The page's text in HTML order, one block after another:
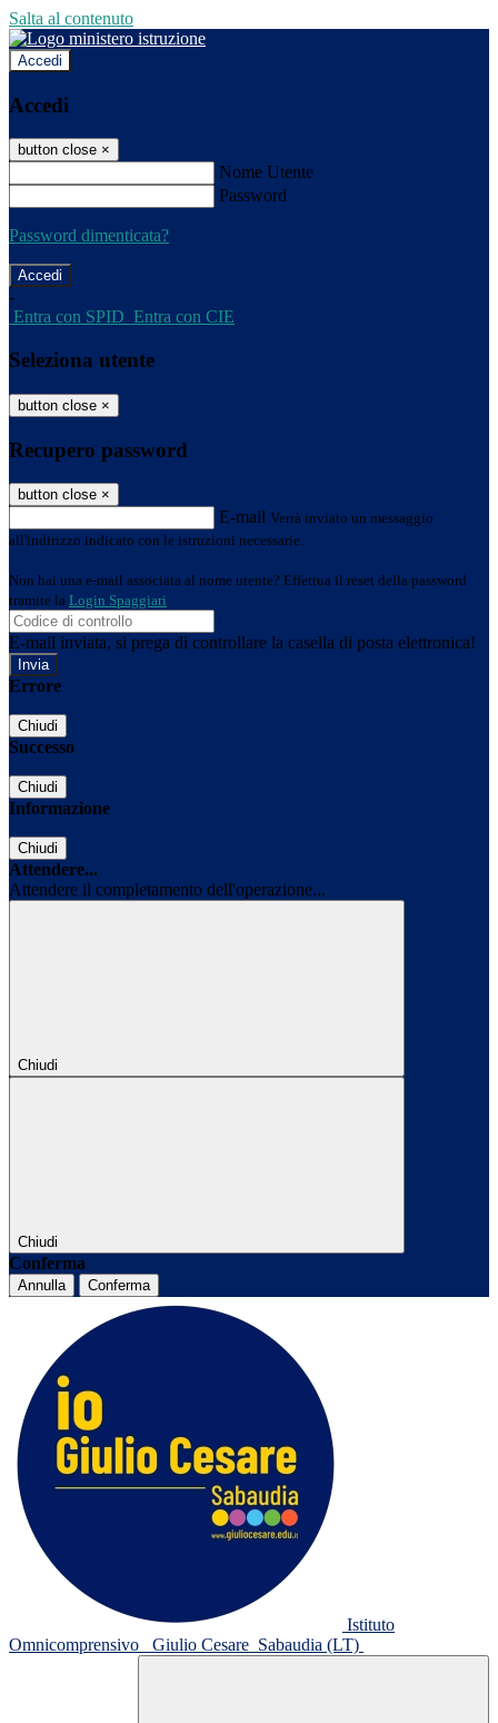
Salta al contenuto
Accedi
Accedi
button close ×
Nome Utente
Password
Password dimenticata?
-
Entra con SPID Entra con CIE
Seleziona utente
button close ×
Recupero password
button close ×
E-mail Verrà inviato un messaggio
all'indirizzo indicato con le istruzioni necessarie.
Non hai una e-mail associata al nome utente? Effettua il reset della password
tramite la Login Spaggiari
E-mail inviata, si prega di controllare la casella di posta elettronica!
Errore
Chiudi
Successo
Chiudi
Informazione
Chiudi
Attendere...
Attendere il completamento dell'operazione...
Chiudi
Chiudi
Conferma
Annulla Conferma
Istituto
Omnicomprensivo
Giulio Cesare Sabaudia (LT)